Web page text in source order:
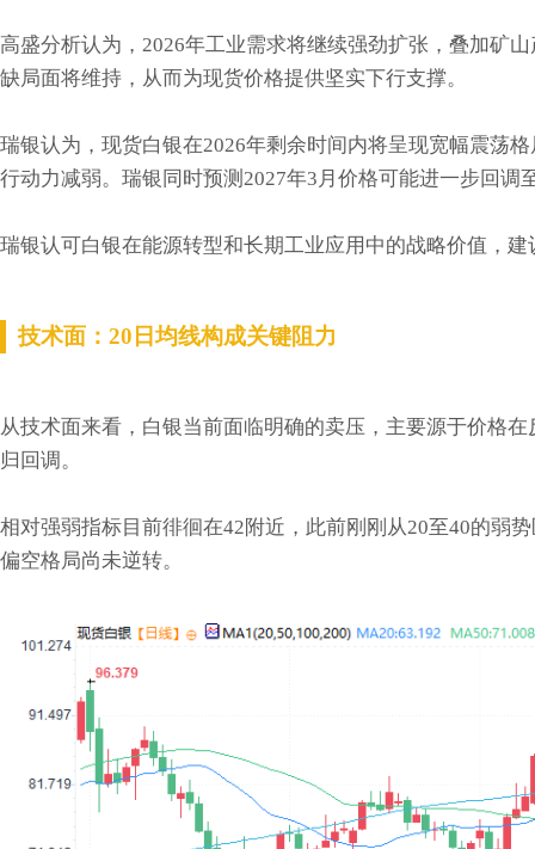
高盛分析认为，2026年工业需求将继续强劲扩张，叠加矿
缺局面将维持，从而为现货价格提供坚实下行支撑。
瑞银认为，现货白银在2026年剩余时间内将呈现宽幅震荡
行动力减弱。瑞银同时预测2027年3月价格可能进一步回调
瑞银认可白银在能源转型和长期工业应用中的战略价值，
技术面：20日均线构成关键阻力
从技术面来看，白银当前面临明确的卖压，主要源于价格
归回调。
相对强弱指标目前徘徊在42附近，此前刚刚从20至40的弱
偏空格局尚未逆转。